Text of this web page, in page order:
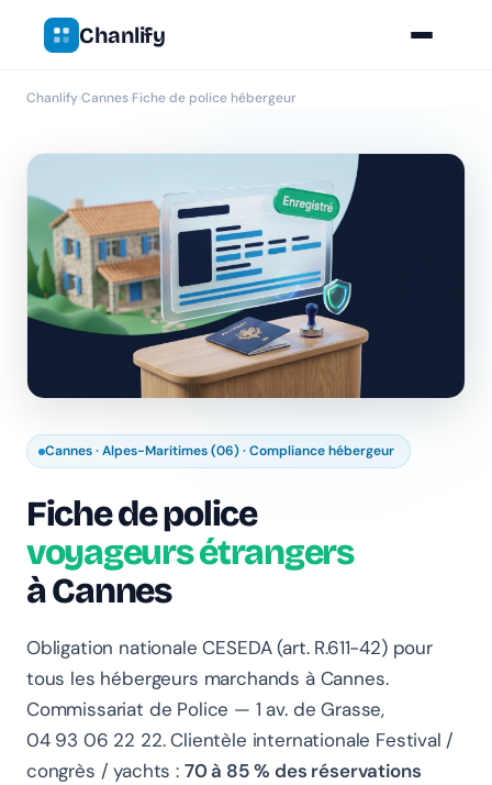
Chanlify
Chanlify›Cannes›Fiche de police hébergeur
Cannes · Alpes-Maritimes (06) · Compliance hébergeur
Fiche de police
voyageurs étrangers
à Cannes
Obligation nationale CESEDA (art. R.611-42) pour
tous les hébergeurs marchands à Cannes.
Commissariat de Police — 1 av. de Grasse,
04 93 06 22 22. Clientèle internationale Festival /
congrès / yachts : 70 à 85 % des réservations
En ligne · Online